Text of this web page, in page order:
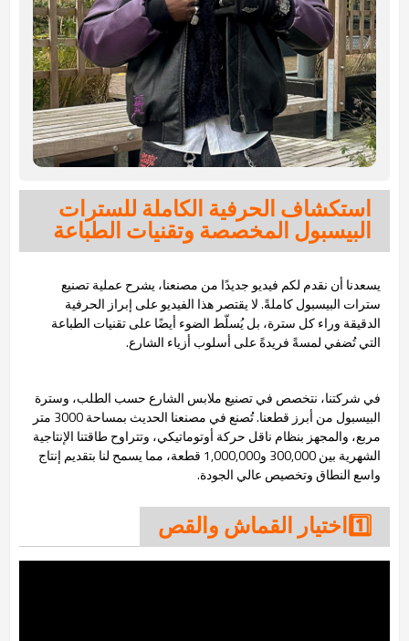
استكشاف الحرفية الكاملة للسترات
البيسبول المخصصة وتقنيات الطباعة
يسعدنا أن نقدم لكم فيديو جديدًا من مصنعنا، يشرح عملية تصنيع
سترات البيسبول كاملةً. لا يقتصر هذا الفيديو على إبراز الحرفية
الدقيقة وراء كل سترة، بل يُسلّط الضوء أيضًا على تقنيات الطباعة
التي تُضفي لمسةً فريدةً على أسلوب أزياء الشارع.
في شركتنا، نتخصص في تصنيع ملابس الشارع حسب الطلب، وسترة
البيسبول من أبرز قطعنا. تُصنع في مصنعنا الحديث بمساحة 3000 متر
مربع، والمجهز بنظام ناقل حركة أوتوماتيكي، وتتراوح طاقتنا الإنتاجية
الشهرية بين 300,000 و1,000,000 قطعة، مما يسمح لنا بتقديم إنتاج
واسع النطاق وتخصيص عالي الجودة.
1️⃣اختيار القماش والقص